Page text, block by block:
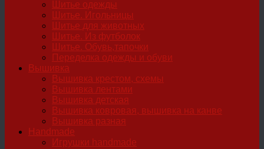
Шитье одежды
Шитье. Игольницы
Шитье для животных
Шитье. Из футболок
Шитье. Обувь,тапочки
Переделка одежды и обуви
Вышивка
Вышивка крестом, схемы
Вышивка лентами
Вышивка детская
Вышивка ковровая, вышивка на канве
Вышивка разная
Handmade
Игрушки handmade